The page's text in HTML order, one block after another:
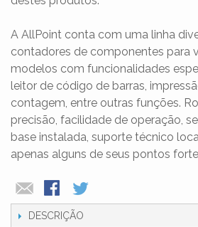
A AllPoint conta com uma linha
contadores de componentes para
modelos com funcionalidades
leitor de código de barras,
contagem, entre outras funções.
precisão, facilidade de operação,
base instalada, suporte técnico
apenas alguns de seus pontos
DESCRIÇÃO